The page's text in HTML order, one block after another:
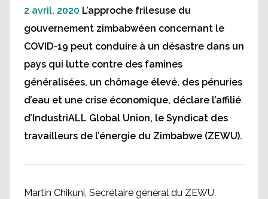
2 avril, 2020 L’approche frilesuse du
gouvernement zimbabwéen concernant le
COVID-19 peut conduire à un désastre dans un
pays qui lutte contre des famines
généralisées, un chômage élevé, des pénuries
d’eau et une crise économique, déclare l’affilié
d’IndustriALL Global Union, le Syndicat des
travailleurs de l’énergie du Zimbabwe (ZEWU).
Martin Chikuni, Secrétaire général du ZEWU,